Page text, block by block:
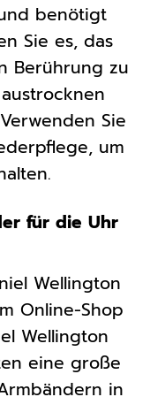
benötigt
Sie es, das
Berührung zu
Sie
um
für die Uhr
Wellington
Online-Shop
Wellington
eine große
in